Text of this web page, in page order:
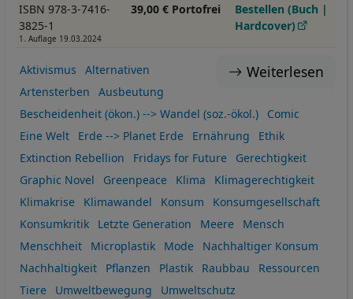
ISBN 978-3-7416-
3825-1
1. Auflage 19.03.2024
39,00 € Portofrei
Bestellen (Buch |
Hardcover)
Weiterlesen
Aktivismus
Alternativen
Artensterben
Ausbeutung
Bescheidenheit (ökon.) --> Wandel (soz.-ökol.)
Comic
Eine Welt
Erde --> Planet Erde Ernährung
Ethik
Extinction Rebellion
Fridays for Future
Gerechtigkeit
Graphic Novel
Greenpeace Klima
Klimagerechtigkeit
Klimakrise
Klimawandel Konsum
Konsumgesellschaft
Konsumkritik
Letzte Generation Meere
Mensch
Menschheit
Microplastik Mode
Nachhaltiger Konsum
Nachhaltigkeit
Pflanzen Plastik Raubbau
Ressourcen
Tiere
Umweltbewegung
Umweltschutz